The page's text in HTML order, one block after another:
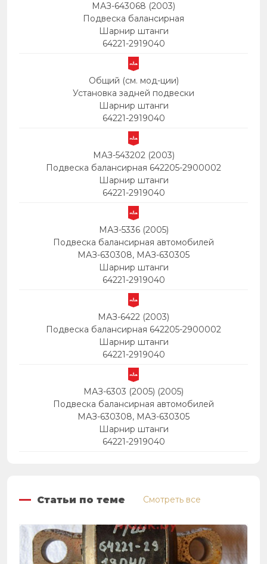
МАЗ-643068 (2003)
Подвеска балансирная
Шарнир штанги
64221-2919040
Общий (см. мод-ции)
Установка задней подвески
Шарнир штанги
64221-2919040
МАЗ-543202 (2003)
Подвеска балансирная 642205-2900002
Шарнир штанги
64221-2919040
МАЗ-5336 (2005)
Подвеска балансирная автомобилей
МАЗ-630308, МАЗ-630305
Шарнир штанги
64221-2919040
МАЗ-6422 (2003)
Подвеска балансирная 642205-2900002
Шарнир штанги
64221-2919040
МАЗ-6303 (2005) (2005)
Подвеска балансирная автомобилей
МАЗ-630308, МАЗ-630305
Шарнир штанги
64221-2919040
Статьи по теме Смотреть все